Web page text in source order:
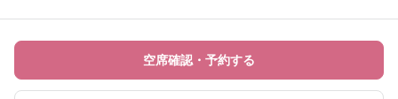
空席確認・予約する